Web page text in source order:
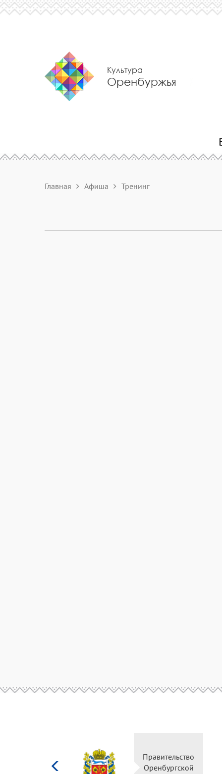
Культура
Оренбуржья
Главная Афиша Тренинг
Правительство
Оренбургской